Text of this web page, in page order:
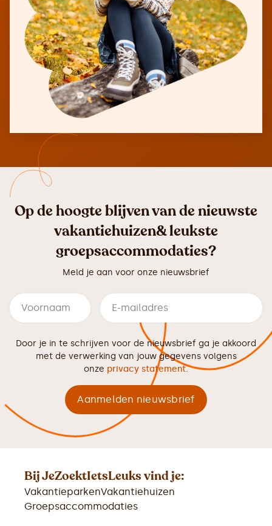
Op de hoogte blijven van de nieuwste
vakantiehuizen& leukste
groepsaccommodaties?
Meld je aan voor onze nieuwsbrief
Door je in te schrijven voor de nieuwsbrief ga je akkoord
met de verwerking van jouw gegevens volgens
onze privacy statement.
Bij JeZoektIetsLeuks vind je:
VakantieparkenVakantiehuizen
Groepsaccommodaties